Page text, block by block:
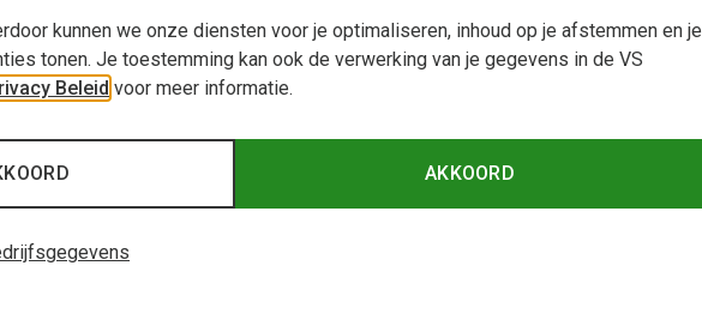
kunnen we onze diensten voor je optimaliseren, inhoud op je afstemmen en je
tonen. Je toestemming kan ook de verwerking van je gegevens in de VS
Beleid voor meer informatie.
AKKOORD